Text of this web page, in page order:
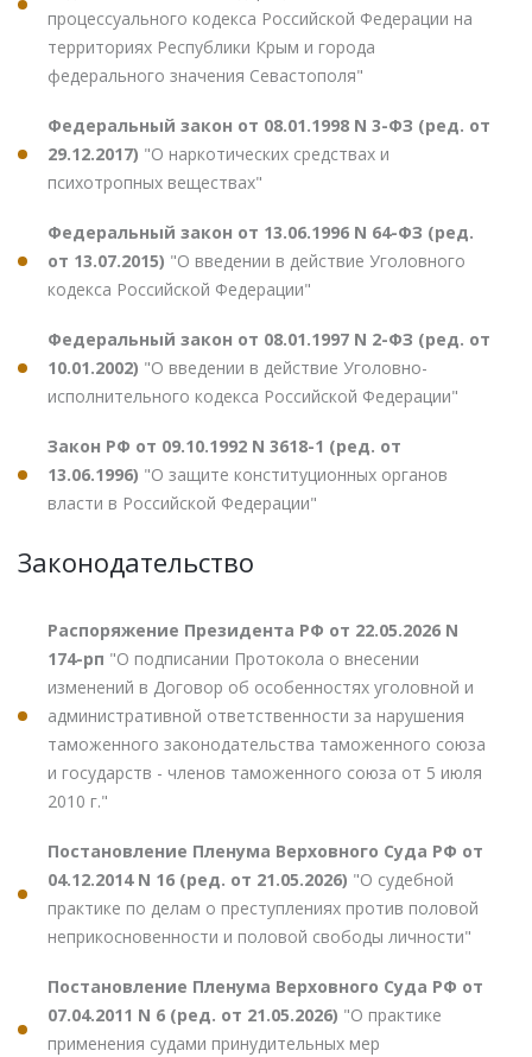
процессуального кодекса Российской Федерации на
территориях Республики Крым и города
федерального значения Севастополя"
Федеральный закон от 08.01.1998 N 3-ФЗ (ред. от
29.12.2017) "О наркотических средствах и
психотропных веществах"
Федеральный закон от 13.06.1996 N 64-ФЗ (ред.
от 13.07.2015) "О введении в действие Уголовного
кодекса Российской Федерации"
Федеральный закон от 08.01.1997 N 2-ФЗ (ред. от
10.01.2002) "О введении в действие Уголовно-
исполнительного кодекса Российской Федерации"
Закон РФ от 09.10.1992 N 3618-1 (ред. от
13.06.1996) "О защите конституционных органов
власти в Российской Федерации"
Законодательство
Распоряжение Президента РФ от 22.05.2026 N
174-рп "О подписании Протокола о внесении
изменений в Договор об особенностях уголовной и
административной ответственности за нарушения
таможенного законодательства таможенного союза
и государств - членов таможенного союза от 5 июля
2010 г."
Постановление Пленума Верховного Суда РФ от
04.12.2014 N 16 (ред. от 21.05.2026) "О судебной
практике по делам о преступлениях против половой
неприкосновенности и половой свободы личности"
Постановление Пленума Верховного Суда РФ от
07.04.2011 N 6 (ред. от 21.05.2026) "О практике
применения судами принудительных мер